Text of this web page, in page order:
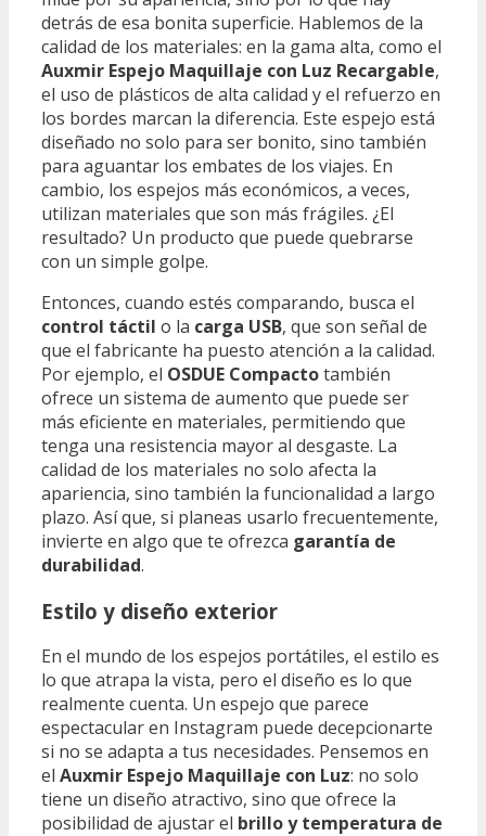
detrás de esa bonita superficie. Hablemos de la
calidad de los materiales: en la gama alta, como el
Auxmir Espejo Maquillaje con Luz Recargable,
el uso de plásticos de alta calidad y el refuerzo en
los bordes marcan la diferencia. Este espejo está
diseñado no solo para ser bonito, sino también
para aguantar los embates de los viajes. En
cambio, los espejos más económicos, a veces,
utilizan materiales que son más frágiles. ¿El
resultado? Un producto que puede quebrarse
con un simple golpe.
Entonces, cuando estés comparando, busca el
control táctil o la carga USB, que son señal de
que el fabricante ha puesto atención a la calidad.
Por ejemplo, el OSDUE Compactotambién
ofrece un sistema de aumento que puede ser
más eficiente en materiales, permitiendo que
tenga una resistencia mayor al desgaste. La
calidad de los materiales no solo afecta la
apariencia, sino también la funcionalidad a largo
plazo. Así que, si planeas usarlo frecuentemente,
invierte en algo que te ofrezca garantía de
durabilidad.
Estilo y diseño exterior
En el mundo de los espejos portátiles, el estilo es
lo que atrapa la vista, pero el diseño es lo que
realmente cuenta. Un espejo que parece
espectacular en Instagram puede decepcionarte
si no se adapta a tus necesidades. Pensemos en
el Auxmir Espejo Maquillaje con Luz: no solo
tiene un diseño atractivo, sino que ofrece la
posibilidad de ajustar el brillo y temperatura de